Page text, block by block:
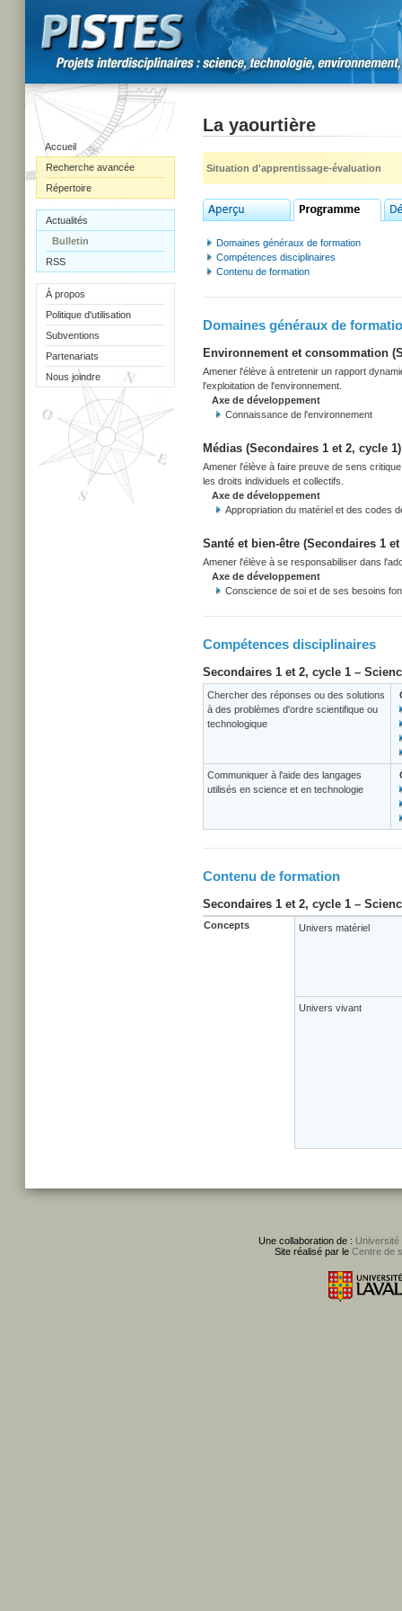
Accueil
Recherche avancée
Répertoire
Actualités
Bulletin
RSS
À propos
Politique d'utilisation
Subventions
Partenariats
Nous joindre
La yaourtière
Situation d'apprentissage-évaluation
Domaines généraux de formation
Compétences disciplinaires
Contenu de formation
Domaines généraux de
Environnement et consommation
Amener l'élève à entretenir un rapport
l'exploitation de l'environnement.
Axe de développement
Connaissance de l'environnement
Médias (Secondaires 1 et 2, cycle 1)
Amener l'élève à faire preuve de sens
les droits individuels et collectifs.
Axe de développement
Appropriation du matériel et des codes
Santé et bien-être (Secondaires 1
Amener l'élève à se responsabiliser dans
Axe de développement
Conscience de soi et de ses besoins
Compétences disciplinaires
Secondaires 1 et 2, cycle 1 –
Chercher des réponses ou des solutions
à des problèmes d'ordre scientifique ou
technologique
Communiquer à l'aide des langages
utilisés en science et en technologie
Contenu de formation
Secondaires 1 et 2, cycle 1 –
Concepts Univers matériel
Univers vivant
Une collaboration de : Université
Site réalisé par le Centre de